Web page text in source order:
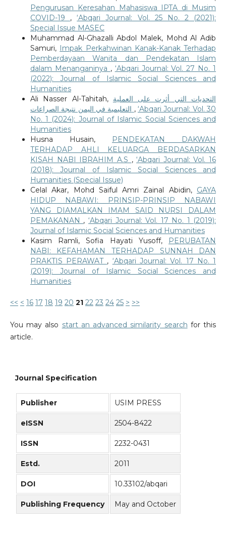
Pengurusan Keresahan Mahasiswa IPTA di Musim
COVID-19 ,‘Abqari Journal: Vol. 25 No. 2 (2021):
Special Issue MASEC
Muhammad Al-Ghazalli Abdol Malek, Mohd Al Adib
Samuri, Impak Perkahwinan Kanak-Kanak Terhadap
Pemberdayaan Wanita dan Pendekatan Islam
dalam Menanganinya , ‘Abqari Journal: Vol. 27 No. 1
(2022): Journal of Islamic Social Sciences and
Humanities
Ali Nasser Al-Tahitah, التحديات التي أثرت على العملية
,‘Abqari Journal: Vol. 30
No. 1 (2024): Journal of Islamic Social Sciences and
Humanities
Husna Husain,
PENDEKATAN DAKWAH
TERHADAP AHLI KELUARGA BERDASARKAN
KISAH NABI IBRAHIM A.S ,‘Abqari Journal: Vol. 16
(2018): Journal of Islamic Social Sciences and
Humanities (Special Issue)
Celal Akar, Mohd Saiful Amri Zainal Abidin, GAYA
HIDUP NABAWI: PRINSIP-PRINSIP NABAWI
YANG DIAMALKAN IMAM SAID NURSI DALAM
PEMAKANAN , ‘Abqari Journal: Vol. 17 No. 1 (2019):
Journal of Islamic Social Sciences and Humanities
Kasim Ramli, Sofia Hayati Yusoff,
PERUBATAN
NABI: KEFAHAMAN TERHADAP SUNNAH DAN
PRAKTIS PERAWAT , ‘Abqari Journal: Vol. 17 No. 1
(2019): Journal of Islamic Social Sciences and
Humanities
<< < 16 17 18 19 20 21 22 23 24 25 > >>
You may also start an advanced similarity search for this
article.
Journal Specification
Publisher USIM PRESS
eISSN 2504-8422
ISSN 2232-0431
Estd. 2011
DOI 10.33102/abqari
Publishing Frequency May and October